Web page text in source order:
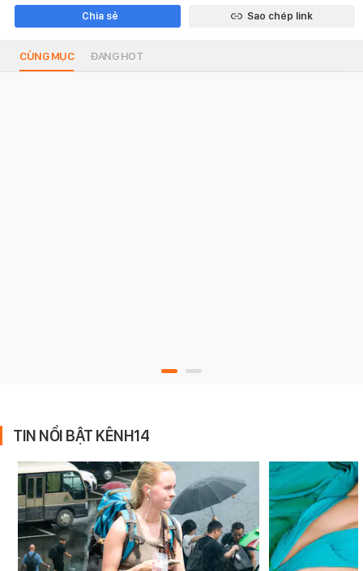
Chia sẻ Sao chép link
CÙNG MỤC ĐANG HOT
TIN NỔI BẬT KÊNH14